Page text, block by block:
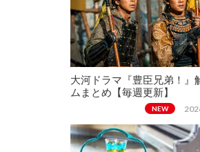
大河ドラマ『豊臣兄弟！』
ムまとめ【毎週更新】
NEW